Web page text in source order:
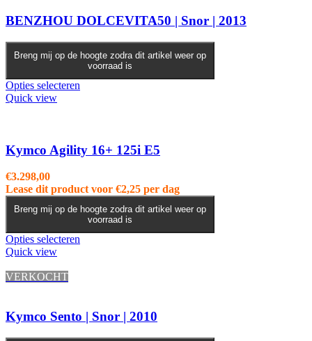
BENZHOU DOLCEVITA50 | Snor | 2013
Breng mij op de hoogte zodra dit artikel weer op
voorraad is
Opties selecteren
Quick view
Kymco Agility 16+ 125i E5
€3.298,00
Lease dit product voor €2,25 per dag
Breng mij op de hoogte zodra dit artikel weer op
voorraad is
Opties selecteren
optie
kan
Quick view
VERKOCHT
Kymco Sento | Snor | 2010